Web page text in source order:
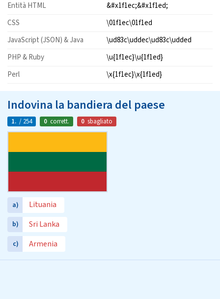
Entità HTML
&#x1f1ec;&#x1f1ed;
CSS
\01f1ec\01f1ed
JavaScript (JSON) & Java
\ud83c\uddec\ud83c\udded
PHP & Ruby
\u{1f1ec}\u{1f1ed}
Perl
\x{1f1ec}\x{1f1ed}
Indovina la bandiera del paese
1. / 254 0 corrett. 0 sbagliato
a) Lituania
b) Sri Lanka
c) Armenia